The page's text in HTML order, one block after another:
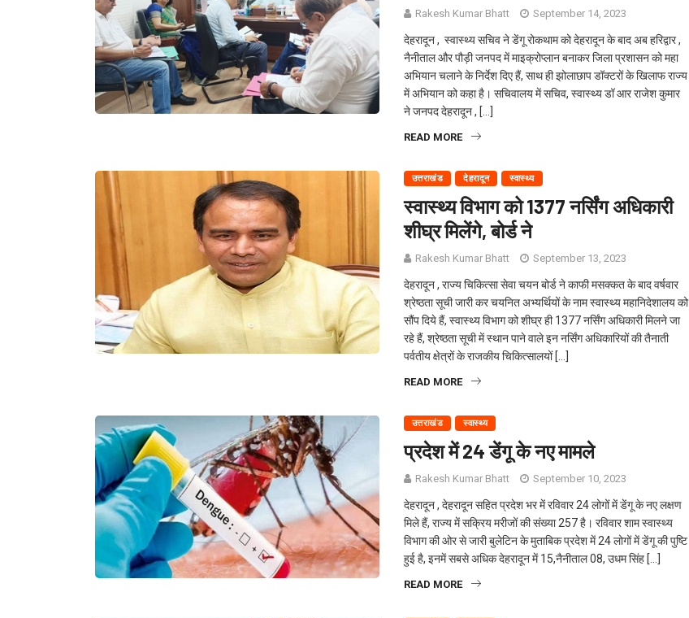
Rakesh Kumar Bhatt September 14, 2023
देहरादून , स्वास्थ्य सचिव ने डेंगू रोकथाम को देहरादून के बाद अब हरिद्वार ,
नैनीताल और पौड़ी जनपद में माइक्रोप्लान बनाकर जिला प्रशासन को महा
अभियान चलाने के निर्देश दिए हैं, साथ ही झोलाछाप डॉक्टरों के खिलाफ राज्य
में अभियान को कहा है। सचिवालय में सचिव, स्वास्थ्य डॉ आर राजेश कुमार
ने जनपद देहरादून , […]
READ MORE
उत्तराखंड देहरादून स्वास्थ्य
स्वास्थ्य विभाग को 1377 नर्सिंग अधिकारी
शीघ्र मिलेंगे, बोर्ड ने
Rakesh Kumar Bhatt September 13, 2023
देहरादून , राज्य चिकित्सा सेवा चयन बोर्ड ने काफी मसक्कत के बाद वर्षवार
श्रेष्ठता सूची जारी कर चयनित अभ्यर्थियों के नाम स्वास्थ्य महानिदेशालय को
सौंप दिये हैं, स्वास्थ्य विभाग को शीघ्र ही 1377 नर्सिंग अधिकारी मिलने जा
रहे हैं, श्रेष्ठता सूची में स्थान पाने वाले इन नर्सिंग अधिकारियों की तैनाती
पर्वतीय क्षेत्रों के राजकीय चिकित्सालयों […]
READ MORE
उत्तराखंड स्वास्थ्य
प्रदेश में 24 डेंगू के नए मामले
Rakesh Kumar Bhatt September 10, 2023
देहरादून , देहरादून सहित प्रदेश भर में रविवार 24 लोगों में डेंगू के नए लक्षण
मिले हैं, राज्य में सक्रिय मरीजों की संख्या 257 है। रविवार शाम स्वास्थ्य
विभाग की ओर से जारी बुलेटिन के मुताबिक प्रदेश में 24 लोगों में डेंगू की पुष्टि
हुई है, इनमें सबसे अधिक देहरादून में 15,नैनीताल 08, उधम सिंह […]
READ MORE